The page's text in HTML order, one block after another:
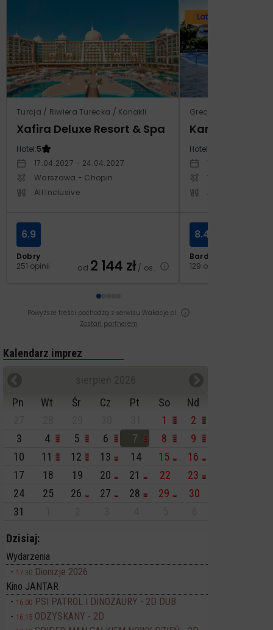
Turcja / Riwiera Turecka / Konakli
Xafira Deluxe Resort & Spa
Hotel:5
17.04.2027 - 24.04.2027
Warszawa - Chopin
All Inclusive
Dobry
251 opinii
6.9
od 2 144 zł/ os.
Lato 2026
Grecja / Samos /
Kampos
Hotel:
Warszawa -
Bardzo dobry
129 opinii
8.4
Powyższe treści pochodzą z serwisu Wakacje.pl
Zostań partnerem
Kalendarz imprez
Pn
Wt Śr Cz Pt So
Nd
1
2
3
4 5 6 7 8
9
10
11 12 13 14 15
16
17
18 19 20 21 22
23
24
25 26 27 28 29
30
31
Dzisiaj:
Wydarzenia
17:30 Dionizje 2026
Kino JANTAR
16:00 PSI PATROL I DINOZAURY - 2D DUB
16:15 ODZYSKANY - 2D